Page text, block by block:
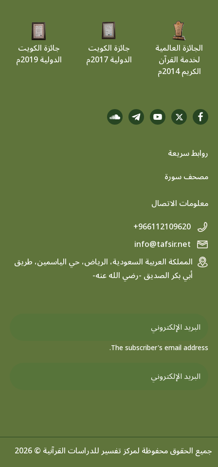
الجائزة العالمية
لخدمة القرآن
الكريم 2014م
جائزة الكويت
الدولية 2017م
جائزة الكويت
الدولية 2019م
روابط سريعة
footer menu
مصحف سورة
معلومات الاتصال
+966112109620
المملكة العربية السعودية، الرياض، حي الياسمين، طريق
أبي بكر الصديق -رضي الله عنه-
The subscriber's email address.
جميع الحقوق محفوظة لمركز تفسير للدراسات القرآنية © 2026